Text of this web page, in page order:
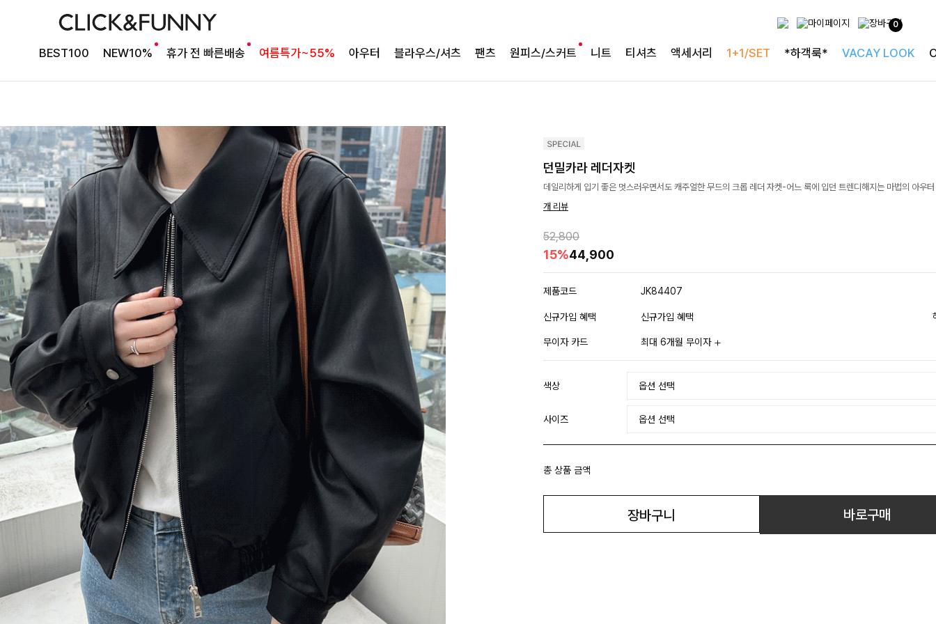
0
BEST100 NEW10% 휴가 전 빠른배송 여름특가~55% 아우터 블라우스/셔츠 팬츠 원피스/스커트 니트 티셔츠 액세서리 1+1/SET *하객룩* VACAY LOOK
던밀카라 레더자켓
데일리하게 입기 좋은 멋스러우면서도 캐주얼한 무드의 크롭 레더 자켓-어느 룩에 입던 트렌디해지는 마법의 아우
개 리뷰
52,800
15%44,900
제품코드 JK84407
신규가입 혜택 신규가입 혜택
무이자 카드 최대 6개월 무이자
색상
사이즈
총 상품 금액
장바구니 바로구매